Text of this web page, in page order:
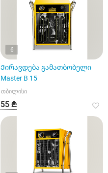
6
Ქირავდება გამათბობელი
Master B 15
თბილისი
55 ₾